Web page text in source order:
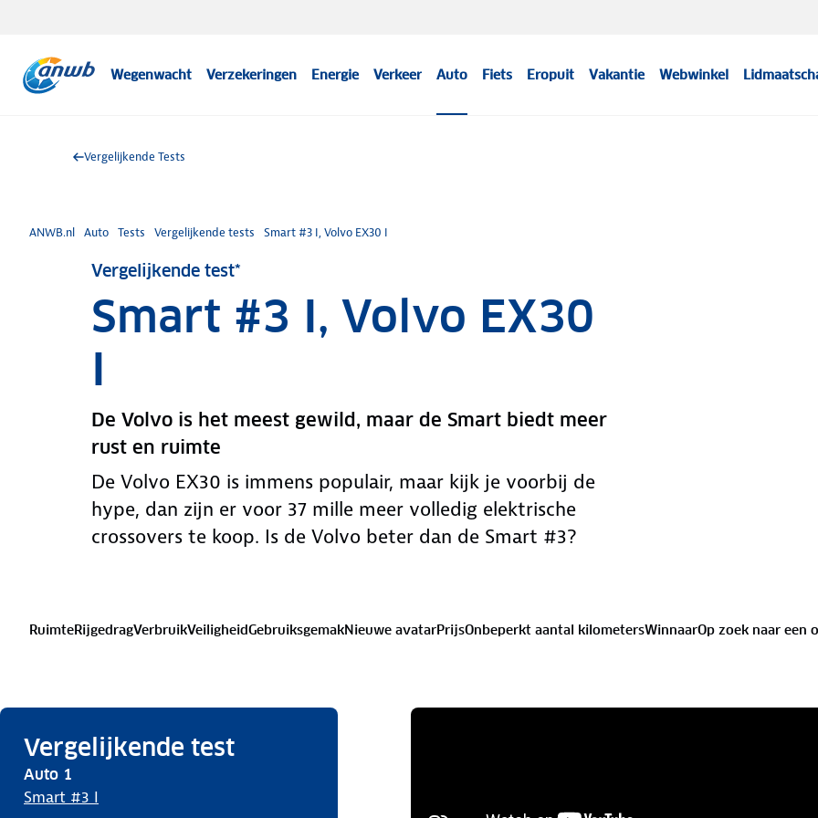
Wegenwacht Verzekeringen Energie Verkeer Auto Fiets Eropuit Vakantie Webwinkel
Vergelijkende Tests
ANWB.nl Auto Tests Vergelijkende tests Smart #3 I, Volvo EX30 I
Vergelijkende test*
Smart #3 I, Volvo EX30
I
De Volvo is het meest gewild, maar de Smart biedt meer
rust en ruimte
De Volvo EX30 is immens populair, maar kijk je voorbij de
hype, dan zijn er voor 37 mille meer volledig elektrische
crossovers te koop. Is de Volvo beter dan de Smart #3?
RuimteRijgedragVerbruikVeiligheidGebruiksgemakNieuwe avatarPrijsOnbeperkt aantal kilometersWinnaarOp zoek naar een
Vergelijkende test
Auto 1
Smart #3 I